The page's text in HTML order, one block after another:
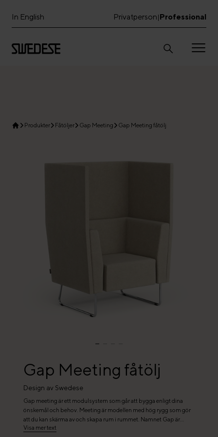
In English Professional
|
Privatperson
Produkter Fåtöljer Gap Meeting Gap Meeting fåtölj
Gap Meeting fåtölj
Design av Swedese
Gap meeting är ett modulsystem som går att bygga enligt dina
önskemål och behov. Meeting är modellen med hög rygg som gör
att du kan skärma av och skapa rum i rummet. Namnet Gap är
sprunget ur den som finns mellan sits och rygg/armstöd och gör
Visa mer text